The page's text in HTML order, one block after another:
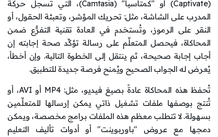
(Captivate) أو "كمتاسيا" (Camtasia)، التي تسجل حركة
المدرب على الشاشة، مثل: تحريك المؤشر، وتعبئة الحقول، أو
النقر على الرموز، وتُستخدم في العادة تقنية التفرُّع ضمن
المحاكاة، فيحصل المتعلِّم على رسالة تؤكِّد صحة إجابته إن
أجاب إجابة صحيحة، ثم ينتقل إلى الخطوة التالية. وإن أخطأ،
يُعرض له الجواب الصحيح ويُمنح فرصة جديدة للتطبيق.
تُحفظ هذه المحاكاة عادةً بصيغ فيديو، مثل: MP4 أو AVI، أو
تُنتج بوصفها ملفات تشغيل ذاتي يمكن إرسالها للمتعلِّمين
بسهولة. لا تتطلب معظم هذه الملفات برامج مخصصة، ويمكن
دمجها مع عروض "باوربوينت" أو أدوات تأليف التعليم